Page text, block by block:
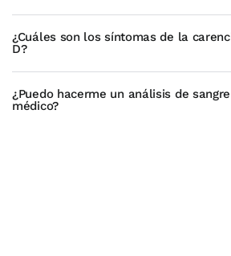
¿Cuáles son los síntomas de la
D?
¿Puedo hacerme un análisis de
médico?